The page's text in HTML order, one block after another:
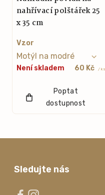
nahřívací polštářek 25
x 35 cm
Vzor
Není skladem 60 Kč / ks
Poptat
dostupnost
Sledujte nás